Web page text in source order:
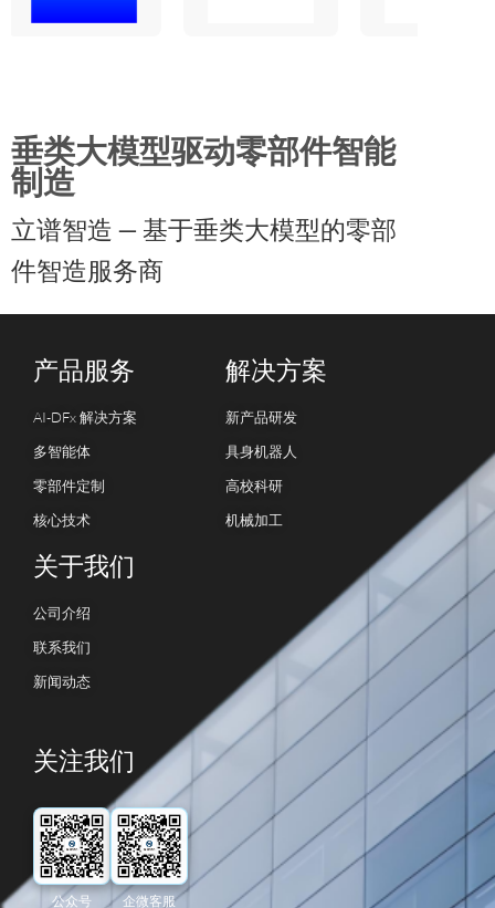
垂类大模型驱动零部件智能
制造
立谱智造 — 基于垂类大模型的零部
件智造服务商
产品服务
AI-DFx 解决方案
多智能体
零部件定制
核心技术
解决方案
新产品研发
具身机器人
高校科研
机械加工
关于我们
公司介绍
联系我们
新闻动态
关注我们
公众号 企微客服